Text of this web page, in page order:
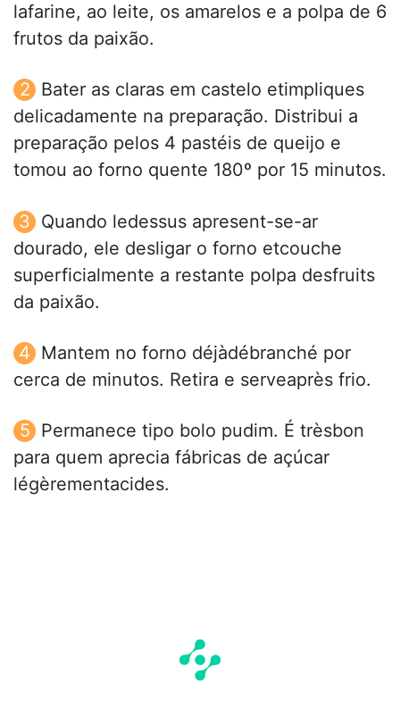
lafarine, ao leite, os amarelos e a polpa de 6
frutos da paixão.
Bater as claras em castelo etimpliques
delicadamente na preparação. Distribui a
preparação pelos 4 pastéis de queijo e
tomou ao forno quente 180º por 15 minutos.
Quando ledessus apresent-se-ar
dourado, ele desligar o forno etcouche
superficialmente a restante polpa desfruits
da paixão.
Mantem no forno déjàdébranché por
cerca de minutos. Retira e serveaprès frio.
Permanece tipo bolo pudim. É trèsbon
para quem aprecia fábricas de açúcar
légèrementacides.